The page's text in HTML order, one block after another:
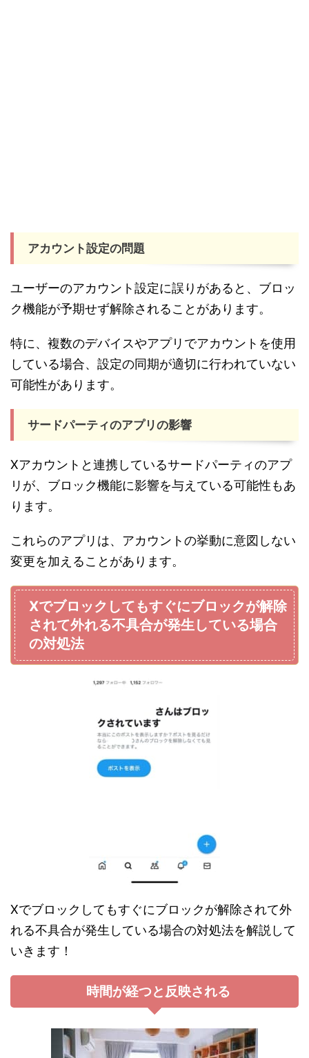
アカウント設定の問題
ユーザーのアカウント設定に誤りがあると、ブロッ
ク機能が予期せず解除されることがあります。
特に、複数のデバイスやアプリでアカウントを使用
している場合、設定の同期が適切に行われていない
可能性があります。
サードパーティのアプリの影響
Xアカウントと連携しているサードパーティのアプ
リが、ブロック機能に影響を与えている可能性もあ
ります。
これらのアプリは、アカウントの挙動に意図しない
変更を加えることがあります。
Xでブロックしてもすぐにブロックが解除
されて外れる不具合が発生している場合
の対処法
Xでブロックしてもすぐにブロックが解除されて外
れる不具合が発生している場合の対処法を解説して
いきます！
時間が経つと反映される